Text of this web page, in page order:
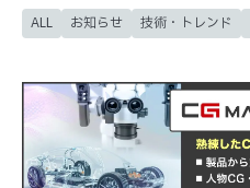
ALL お知らせ 技術・トレンド